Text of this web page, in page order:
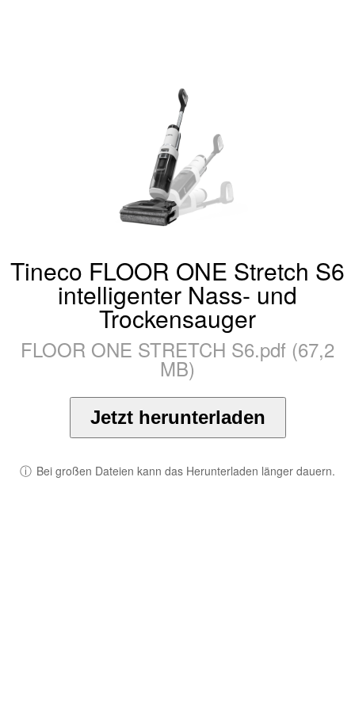
Tineco FLOOR ONE Stretch S6
intelligenter Nass- und
Trockensauger
FLOOR ONE STRETCH S6.pdf (67,2
MB)
Jetzt herunterladen
ⓘ Bei großen Dateien kann das Herunterladen länger dauern.